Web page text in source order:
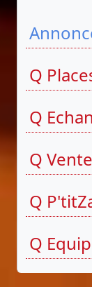
Q
Q
Q
Q
Q